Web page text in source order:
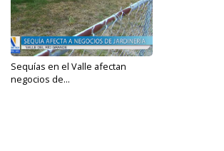
Sequías en el Valle afectan
negocios de...